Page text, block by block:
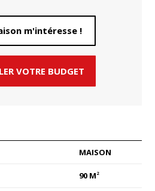
m'intéresse !
VOTRE BUDGET
MAISON
90 M 2